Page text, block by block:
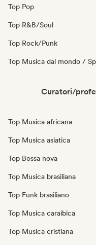
Top Pop
Top R&B/Soul
Top Rock/Punk
Top Musica dal mondo /
Curatori/
Top Musica africana
Top Musica asiatica
Top Bossa nova
Top Musica brasiliana
Top Funk brasiliano
Top Musica caraibica
Top Musica cristiana